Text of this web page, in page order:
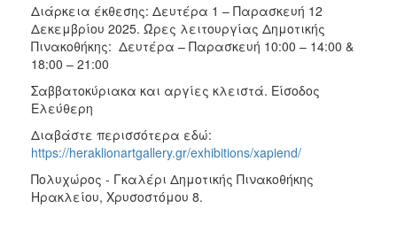
Διάρκεια έκθεσης: Δευτέρα 1 – Παρασκευή 12
Δεκεμβρίου 2025. Ώρες λειτουργίας Δημοτικής
Πινακοθήκης: Δευτέρα – Παρασκευή 10:00 – 14:00 &
18:00 – 21:00
Σαββατοκύριακα και αργίες κλειστά. Είσοδος
Ελεύθερη
Διαβάστε περισσότερα εδώ:
https://heraklionartgallery.gr/exhibitions/xapiend/
Πολυχώρος - Γκαλέρι Δημοτικής Πινακοθήκης
Ηρακλείου, Χρυσοστόμου 8.